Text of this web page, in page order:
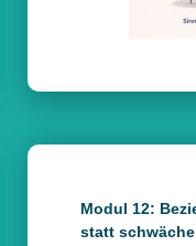
Modul 12:
statt